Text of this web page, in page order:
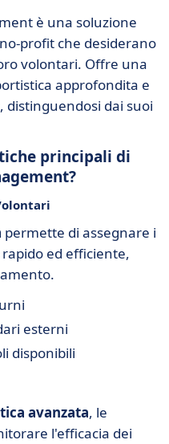
è una soluzione
profit che desiderano
volontari. Offre una
approfondita e
distinguendosi dai suoi
principali di
permette di assegnare i
ed efficiente,
esterni
disponibili
avanzata, le
l'efficacia dei